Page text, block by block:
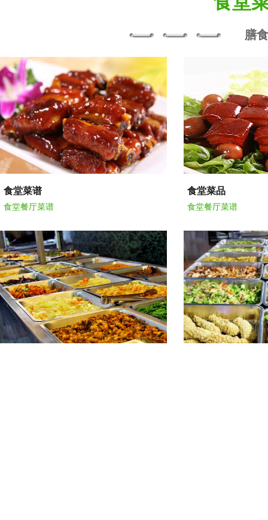
膳
食堂菜谱
食堂餐厅菜谱
食堂菜品
食堂餐厅菜谱